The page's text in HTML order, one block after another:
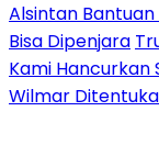
Alsintan
Bisa Dipenjara
Kami Hancurkan
Wilmar